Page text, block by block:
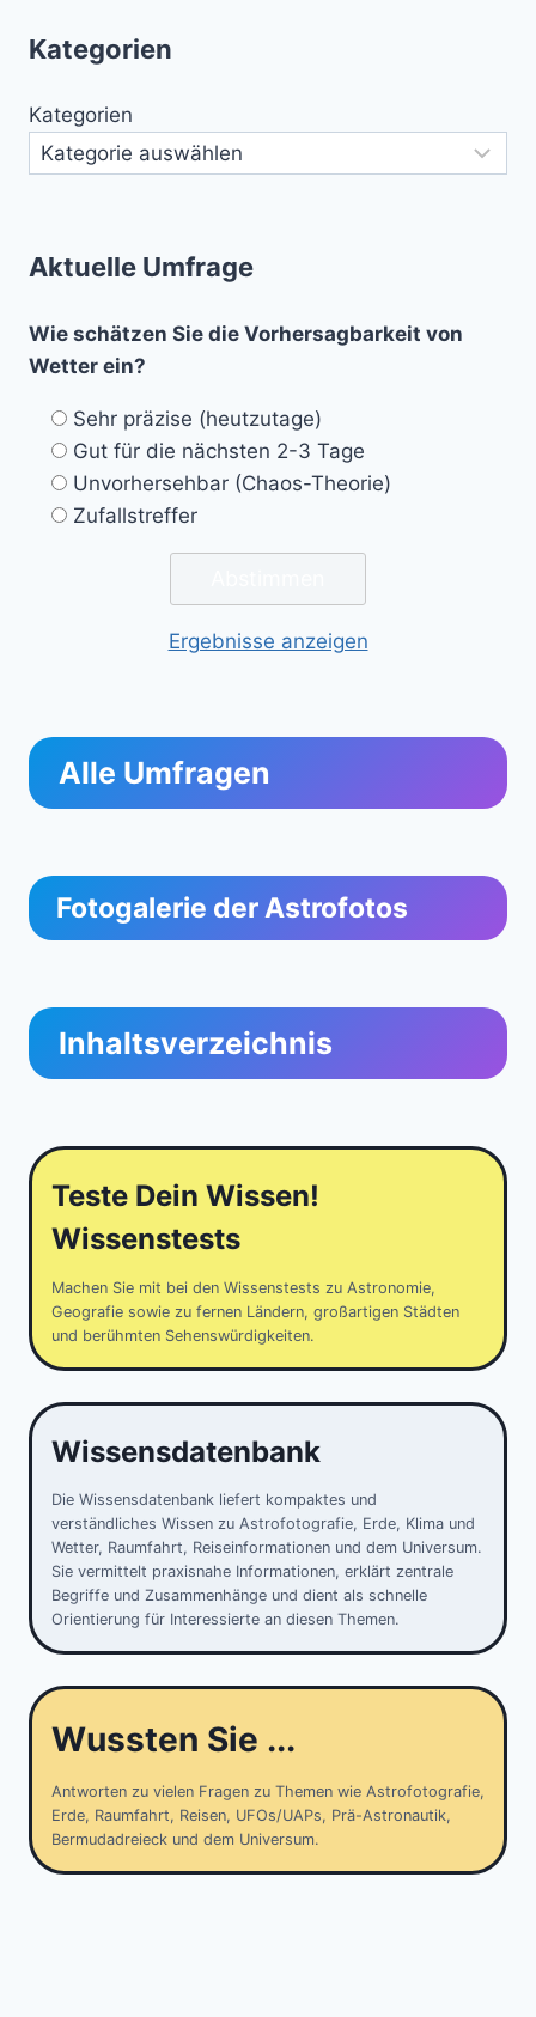
Kategorien
Kategorien
Aktuelle Umfrage
Wie schätzen Sie die Vorhersagbarkeit von
Wetter ein?
Sehr präzise (heutzutage)
Gut für die nächsten 2-3 Tage
Unvorhersehbar (Chaos-Theorie)
Zufallstreffer
Ergebnisse anzeigen
Alle Umfragen
Fotogalerie der Astrofotos
Inhaltsverzeichnis
Teste Dein Wissen!
Wissenstests
Machen Sie mit bei den Wissenstests zu Astronomie,
Geografie sowie zu fernen Ländern, großartigen Städten
und berühmten Sehenswürdigkeiten.
Wissensdatenbank
Die Wissensdatenbank liefert kompaktes und
verständliches Wissen zu Astrofotografie, Erde, Klima und
Wetter, Raumfahrt, Reiseinformationen und dem Universum.
Sie vermittelt praxisnahe Informationen, erklärt zentrale
Begriffe und Zusammenhänge und dient als schnelle
Orientierung für Interessierte an diesen Themen.
Wussten Sie ...
Antworten zu vielen Fragen zu Themen wie Astrofotografie,
Erde, Raumfahrt, Reisen, UFOs/UAPs, Prä-Astronautik,
Bermudadreieck und dem Universum.